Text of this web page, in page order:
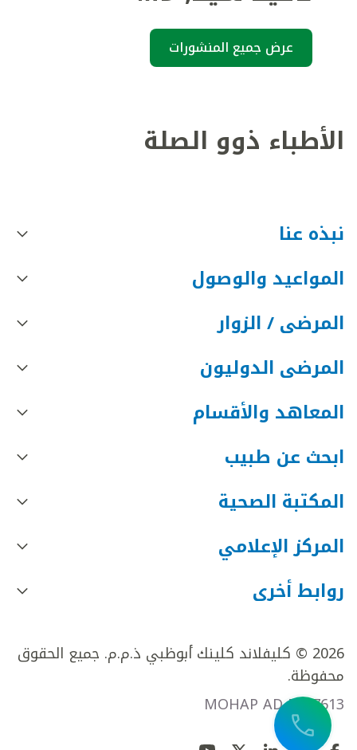
عرض جميع المنشورات
الأطباء ذوو الصلة
نبذه عنا
المواعيد والوصول
المرضى / الزوار
المرضى الدوليون
المعاهد والأقسام
ابحث عن طبيب
المكتبة الصحية
المركز الإعلامي
روابط أخرى
2026 © كليفلاند كلينك أبوظبي ذ.م.م. جميع الحقوق
محفوظة.
MOHAP AD FR27613